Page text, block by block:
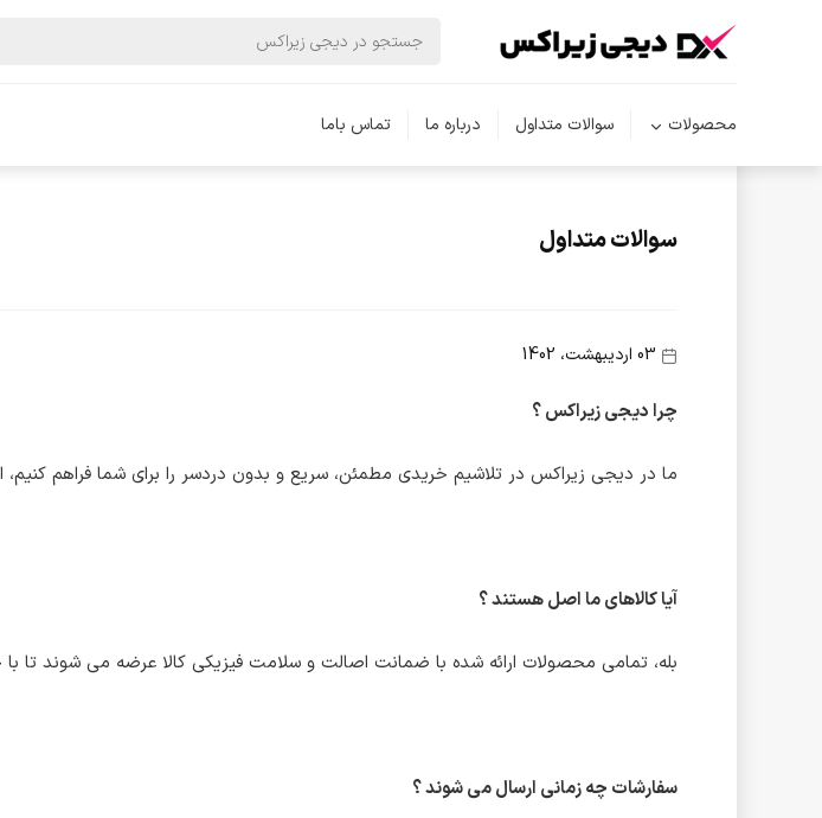
محصولات سوالات متداول درباره ما تماس باما دیجی زیراکس سوالات متداول
سوالات متداول
03 اردیبهشت، 1402
چرا دیجی زیراکس ؟
ما در دیجی زیراکس در تلاشیم خریدی مطمئن، سریع و بدون دردسر را برای شما فراهم کنیم،
آیا کالاهای ما اصل هستند ؟
بله، تمامی محصولات ارائه شده با ضمانت اصالت و سلامت فیزیکی کالا عرضه می شوند تا
سفارشات چه زمانی ارسال می شوند ؟